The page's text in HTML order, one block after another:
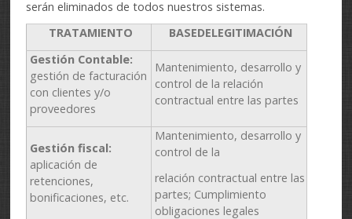
serán eliminados de todos nuestros sistemas.
TRATAMIENTO
BASEDELEGITIMACIÓN
Gestión Contable:
gestión de facturación
con clientes y/o
proveedores
Mantenimiento, desarrollo y
control de la relación
contractual entre las partes
Gestión fiscal:
aplicación de
retenciones,
bonificaciones, etc.
Mantenimiento, desarrollo y
control de la
relación contractual entre las
partes; Cumplimiento
obligaciones legales